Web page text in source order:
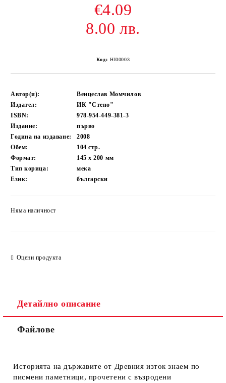
€4.09
8.00 лв.
Код: HI00003
Автор(и):
Венцеслав Момчилов
Издател:
ИК "Стено"
ISBN:
978-954-449-381-3
Издание:
първо
Година на издаване:
2008
Обем:
104стр.
Формат:
145 x 200 мм
Тип корица:
мека
Език:
български
Няма наличност
Оцени продукта
Детайлно описание
Файлове
Историята на държавите от Древния изток знаем по
писмени паметници, прочетени с възродени